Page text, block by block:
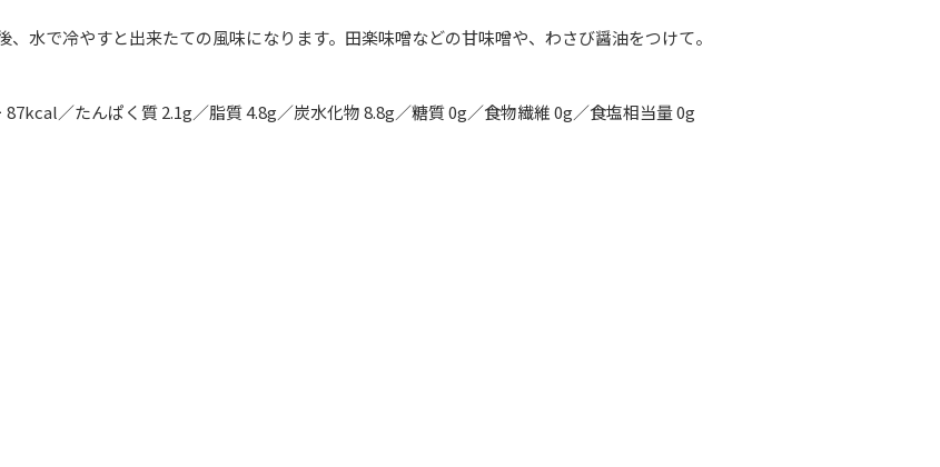
、水で冷やすと出来たての風味になります。田楽味噌などの甘味噌や、わさび醤油をつけて。
／たんぱく質 2.1g／脂質 4.8g／炭水化物 8.8g／糖質 0g／食物繊維 0g／食塩相当量 0g